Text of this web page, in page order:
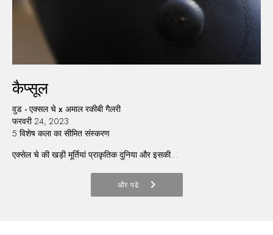
कैप्सूल
वुड - एक्सल चे x अमाल रकीबी गैलरी
फरवरी 24, 2023
5 विशेष कला का सीमित संस्करण
एक्सेल चे की खड़ी मूर्तियां प्राकृतिक दुनिया और इसकी...
और पढे chevron_right